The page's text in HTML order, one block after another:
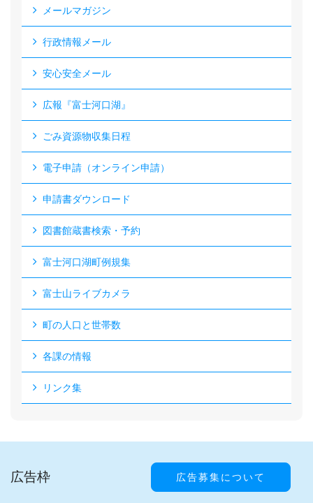
メールマガジン
行政情報メール
安心安全メール
広報『富士河口湖』
ごみ資源物収集日程
電子申請（オンライン申請）
申請書ダウンロード
図書館蔵書検索・予約
富士河口湖町例規集
富士山ライブカメラ
町の人口と世帯数
各課の情報
リンク集
広告枠 広告募集について